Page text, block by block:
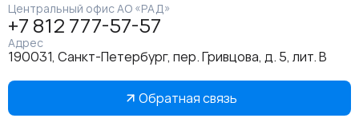
Центральный офис АО «РАД»
+7 812 777-57-57
Адрес
190031, Санкт-Петербург, пер. Гривцова, д. 5, лит. В
Обратная связь